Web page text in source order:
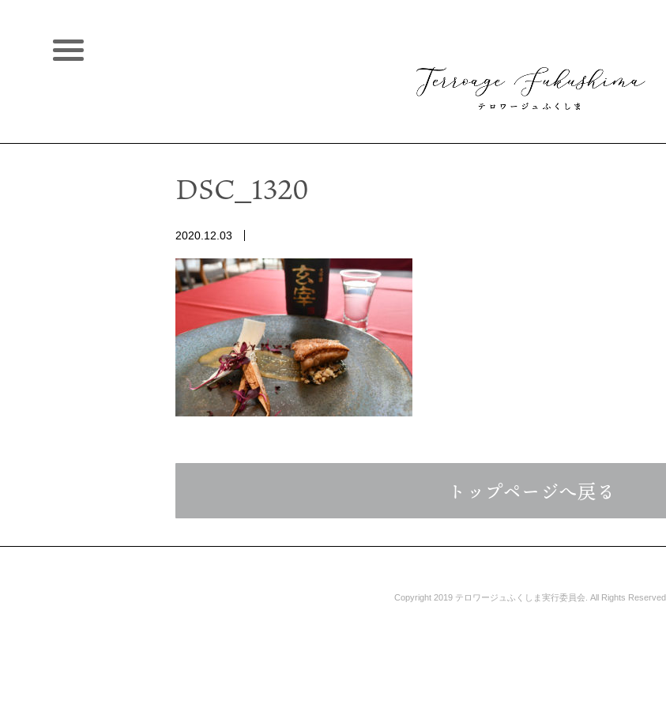
DSC_1320
2020.12.03
トップページへ戻る
Copyright 2019 テロワージュふくしま実行委員会. All Rights Reserved.